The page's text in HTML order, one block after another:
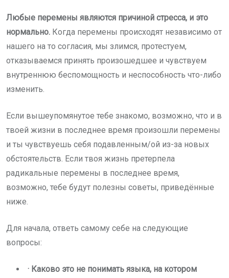
Любые перемены являются причиной стресса, и это
нормально. Когда перемены происходят независимо от
нашего на то согласия, мы злимся, протестуем,
отказываемся принять произошедшее и чувствуем
внутреннюю беспомощность и неспособность что-либо
изменить.
Если вышеупомянутое тебе знакомо, возможно, что и в
твоей жизни в последнее время произошли перемены
и ты чувствуешь себя подавленным/ой из-за новых
обстоятельств. Если твоя жизнь претерпела
радикальные перемены в последнее время,
возможно, тебе будут полезны советы, приведённые
ниже.
Для начала, ответь самому себе на следующие
вопросы:
· Каково это не понимать языка, на котором